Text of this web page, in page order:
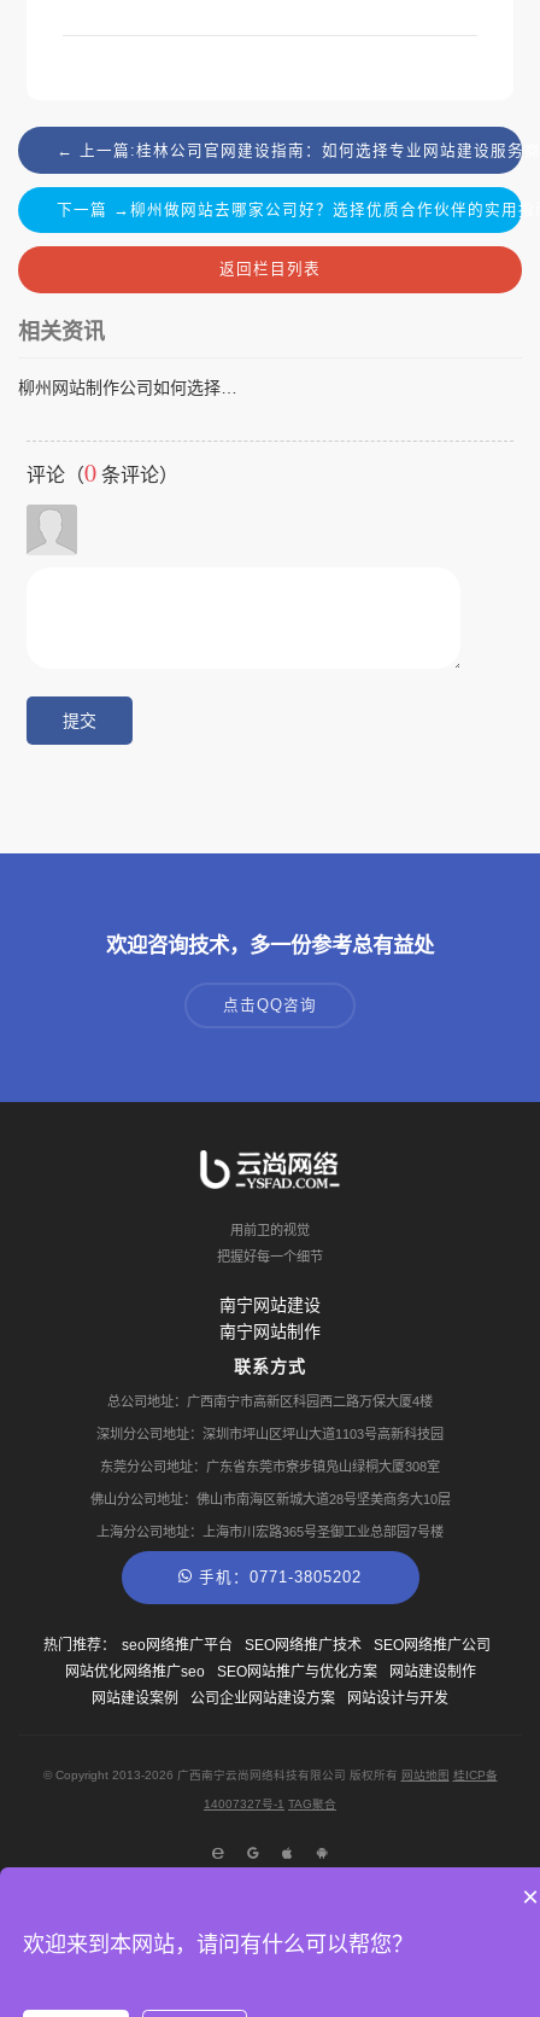
← 上一篇:桂林公司官网建设指南：如何选择专业网站建设服务
下一篇 →柳州做网站去哪家公司好？选择优质合作伙伴的实用指
返回栏目列表
相关资讯
评论（0 条评论）
欢迎咨询技术，多一份参考总有益处
点击QQ咨询
用前卫的视觉
把握好每一个细节
南宁网站建设
南宁网站制作
联系方式
总公司地址：广西南宁市高新区科园西二路万保大厦4楼
深圳分公司地址：深圳市坪山区坪山大道1103号高新科技园
东莞分公司地址：广东省东莞市寮步镇凫山绿桐大厦308室
佛山分公司地址：佛山市南海区新城大道28号坚美商务大10层
上海分公司地址：上海市川宏路365号圣御工业总部园7号楼
手机：0771-3805202
热门推荐： seo网络推广平台 SEO网络推广技术
SEO网络推广公司
网站优化网络推广seo
SEO网站推广与优化方案
网站建设制作
网站建设案例
公司企业网站建设方案 网站设计与开发
© Copyright 2013-2026 广西南宁云尚网络科技有限公司 版权所有 网站地图 桂ICP备
14007327号-1 TAG聚合
© 广西南宁云尚网络科技有限公司 ·桂ICP备14007327号-1
×
欢迎来到本网站，请问有什么可以帮您？